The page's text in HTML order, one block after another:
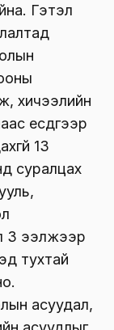
Гэтэл
хичээлийн
есдүгээр
13
суралцах
3 ээлжээр
тухтай
асуудал,